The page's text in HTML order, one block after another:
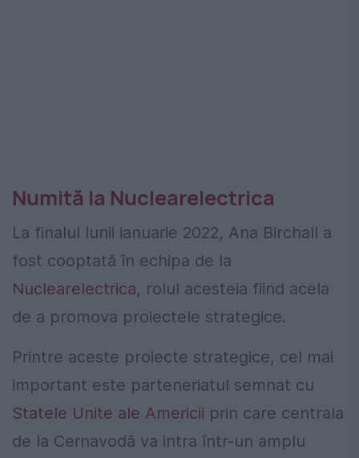
Numită la Nuclearelectrica
La finalul lunii ianuarie 2022, Ana Birchall a
fost cooptată în echipa de la
Nuclearelectrica, rolul acesteia fiind acela
de a promova proiectele strategice.
Printre aceste proiecte strategice, cel mai
important este parteneriatul semnat cu
Statele Unite ale Americii prin care centrala
de la Cernavodă va intra într-un amplu